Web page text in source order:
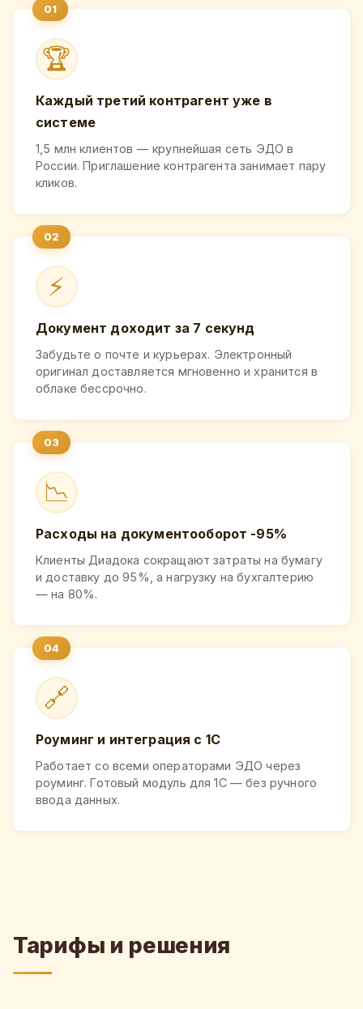
🏆
Каждый третий контрагент уже в
системе
1,5 млн клиентов — крупнейшая сеть ЭДО в
России. Приглашение контрагента занимает пару
кликов.
⚡
Документ доходит за 7 секунд
Забудьте о почте и курьерах. Электронный
оригинал доставляется мгновенно и хранится в
облаке бессрочно.
📉
Расходы на документооборот -95%
Клиенты Диадока сокращают затраты на бумагу
и доставку до 95%, а нагрузку на бухгалтерию
— на 80%.
🔗
Роуминг и интеграция с 1С
Работает со всеми операторами ЭДО через
роуминг. Готовый модуль для 1С — без ручного
ввода данных.
Тарифы и решения